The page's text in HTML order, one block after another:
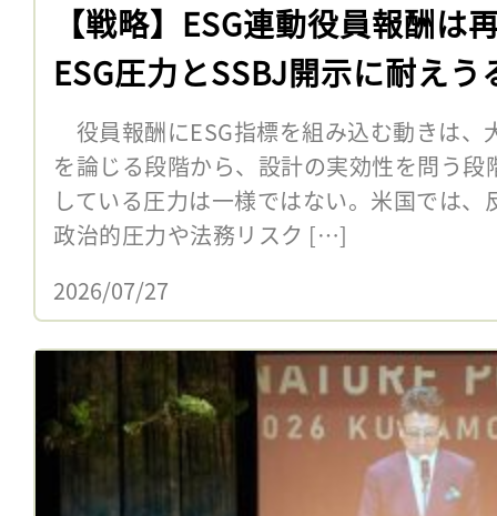
【戦略】ESG連動役員報酬は
ESG圧力とSSBJ開示に耐え
役員報酬にESG指標を組み込む動きは、
を論じる段階から、設計の実効性を問う
している圧力は一様ではない。米国では、
政治的圧力や法務リスク […]
2026/07/27